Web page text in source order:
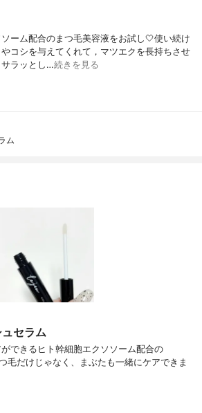
ーム配合のまつ毛美容液をお試し🤍使い続け
コシを与えてくれて，マツエクを長持ちさせ
サラッとし…続きを見る
ム
セラム
できるヒト幹細胞エクソソーム配合の
毛だけじゃなく、まぶたも一緒にケアできま